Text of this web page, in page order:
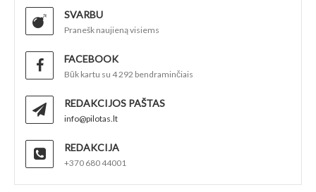
SVARBU
Pranešk naujieną visiems
FACEBOOK
Būk kartu su 4 292 bendraminčiais
REDAKCIJOS PAŠTAS
info@pilotas.lt
REDAKCIJA
+370 680 44001